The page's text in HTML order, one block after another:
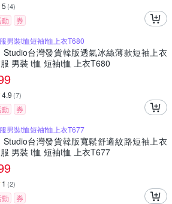
5 (4)
動
券
男裝t恤短袖t恤上衣T680
Studio台灣發貨韓版透氣冰絲薄款短袖上衣
男裝 t恤 短袖t恤 上衣T680
4.9 (7)
動
券
男裝t恤短袖t恤上衣T677
Studio台灣發貨韓版寬鬆舒適紋路短袖上衣
男裝 t恤 短袖t恤 上衣T677
1 (2)
動 券